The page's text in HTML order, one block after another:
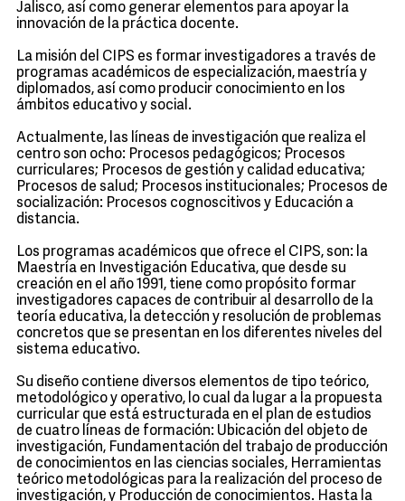
Jalisco, así como generar elementos para apoyar la
innovación de la práctica docente.
La misión del CIPS es formar investigadores a través de
programas académicos de especialización, maestría y
diplomados, así como producir conocimiento en los
ámbitos educativo y social.
Actualmente, las líneas de investigación que realiza el
centro son ocho: Procesos pedagógicos; Procesos
curriculares; Procesos de gestión y calidad educativa;
Procesos de salud; Procesos institucionales; Procesos de
socialización: Procesos cognoscitivos y Educación a
distancia.
Los programas académicos que ofrece el CIPS, son: la
Maestría en Investigación Educativa, que desde su
creación en el año 1991, tiene como propósito formar
investigadores capaces de contribuir al desarrollo de la
teoría educativa, la detección y resolución de problemas
concretos que se presentan en los diferentes niveles del
sistema educativo.
Su diseño contiene diversos elementos de tipo teórico,
metodológico y operativo, lo cual da lugar a la propuesta
curricular que está estructurada en el plan de estudios
de cuatro líneas de formación: Ubicación del objeto de
investigación, Fundamentación del trabajo de producción
de conocimientos en las ciencias sociales, Herramientas
teórico metodológicas para la realización del proceso de
investigación, y Producción de conocimientos. Hasta la